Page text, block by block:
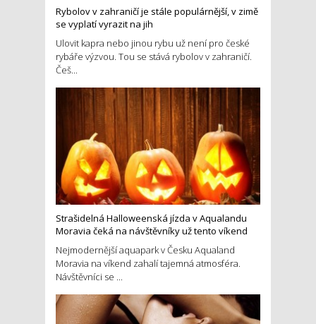
Rybolov v zahraničí je stále populárnější, v zimě
se vyplatí vyrazit na jih
Ulovit kapra nebo jinou rybu už není pro české
rybáře výzvou. Tou se stává rybolov v zahraničí.
Češ...
Strašidelná Halloweenská jízda v Aqualandu
Moravia čeká na návštěvníky už tento víkend
Nejmodernější aquapark v Česku Aqualand
Moravia na víkend zahalí tajemná atmosféra.
Návštěvníci se ...